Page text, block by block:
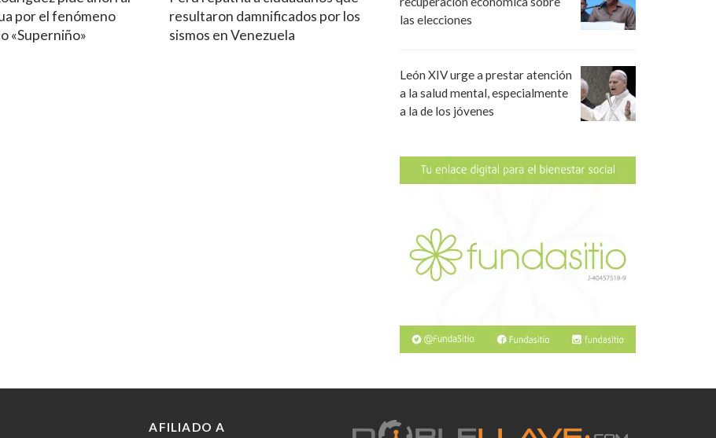
por el fenómeno
«Superniño»
resultaron damnificados por los
sismos en Venezuela
las elecciones
León XIV urge a prestar atención
a la salud mental, especialmente
a la de los jóvenes
AFILIADO A